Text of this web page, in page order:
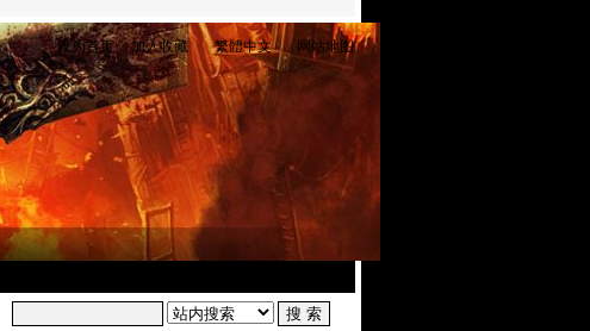
设为首页 加入收藏 繁體中文 网站地图